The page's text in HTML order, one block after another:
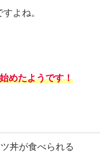
よね。
めたようです！
丼が食べられる